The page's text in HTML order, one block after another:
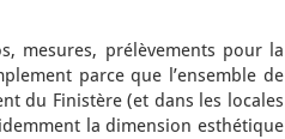
mesures, prélèvements pour la
parce que l’ensemble de
du Finistère (et dans les locales
la dimension esthétique